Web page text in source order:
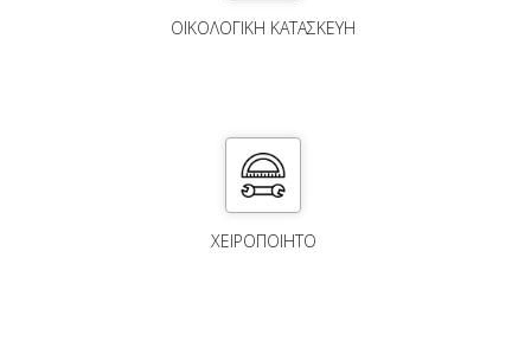
ΟΙΚΟΛΟΓΙΚΗ ΚΑΤΑΣΚΕΥΗ
ΧΕΙΡΟΠΟΙΗΤΟ